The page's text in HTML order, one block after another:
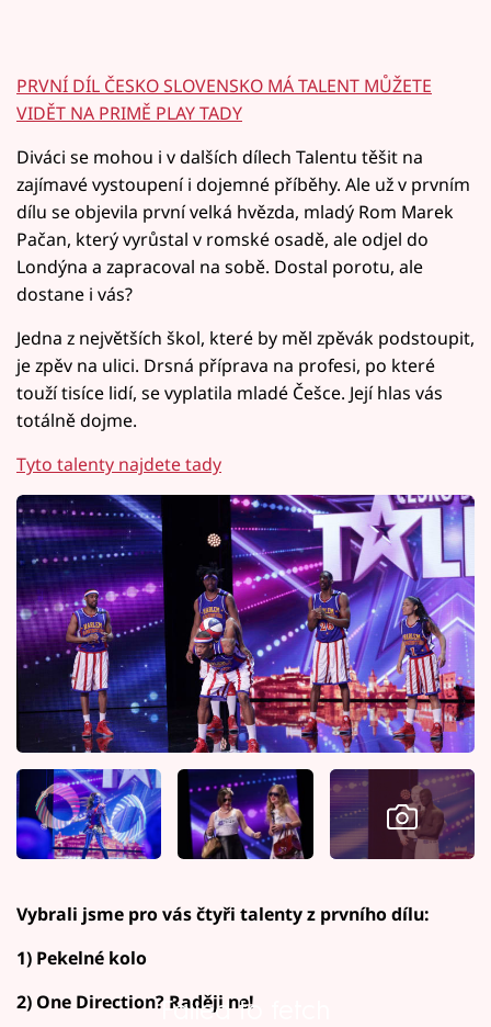
PRVNÍ DÍL ČESKO SLOVENSKO MÁ TALENT MŮŽETE
VIDĚT NA PRIMĚ PLAY TADY
Diváci se mohou i v dalších dílech Talentu těšit na
zajímavé vystoupení i dojemné příběhy. Ale už v prvním
dílu se objevila první velká hvězda, mladý Rom Marek
Pačan, který vyrůstal v romské osadě, ale odjel do
Londýna a zapracoval na sobě. Dostal porotu, ale
dostane i vás?
Jedna z největších škol, které by měl zpěvák podstoupit,
je zpěv na ulici. Drsná příprava na profesi, po které
touží tisíce lidí, se vyplatila mladé Češce. Její hlas vás
totálně dojme.
Tyto talenty najdete tady
Vybrali jsme pro vás čtyři talenty z prvního dílu:
1) Pekelné kolo
Failed to fetch
2) One Direction? Raději ne!